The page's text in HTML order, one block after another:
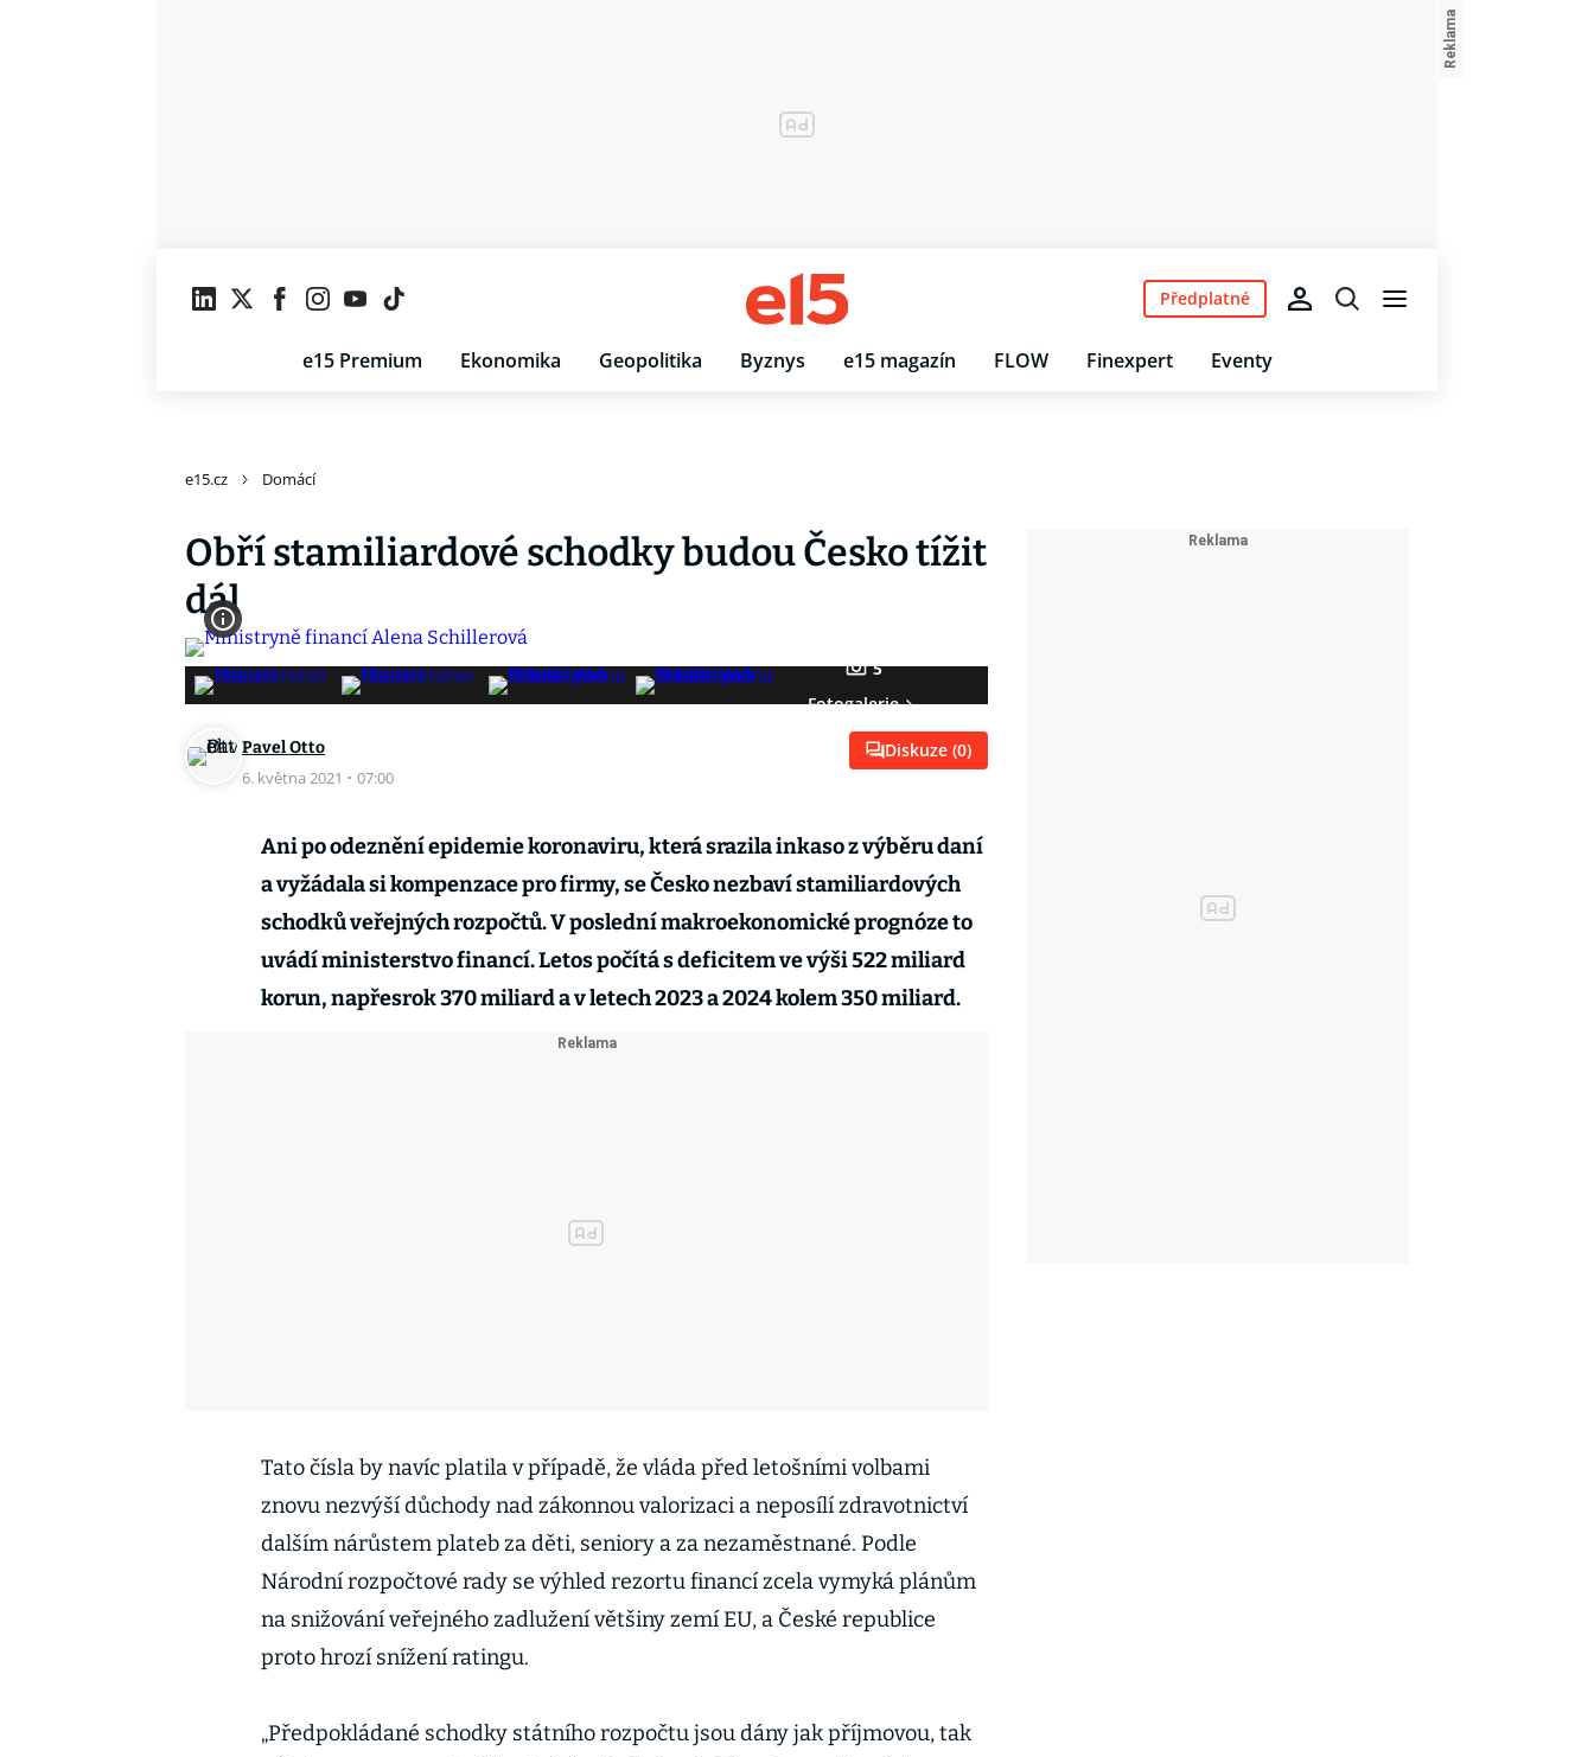
e15 Premium Ekonomika Geopolitika Byznys e15 magazín FLOW Finexpert Eventy
Předplatné
e15.cz Domácí
Obří stamiliardové schodky budou Česko tížit
dál
5
Fotogalerie
Pavel Otto
6. května 2021 · 07:00
Diskuze (0)
Ani po odeznění epidemie koronaviru, která srazila inkaso z výběru daní
a vyžádala si kompenzace pro firmy, se Česko nezbaví stamiliardových
schodků veřejných rozpočtů. V poslední makroekonomické prognóze to
uvádí ministerstvo financí. Letos počítá s deficitem ve výši 522 miliard
korun, napřesrok 370 miliard a v letech 2023 a 2024 kolem 350 miliard.
Tato čísla by navíc platila v případě, že vláda před letošními volbami
znovu nezvýší důchody nad zákonnou valorizaci a neposílí zdravotnictví
dalším nárůstem plateb za děti, seniory a za nezaměstnané. Podle
Národní rozpočtové rady se výhled rezortu financí zcela vymyká plánům
na snižování veřejného zadlužení většiny zemí EU, a České republice
proto hrozí snížení ratingu.
„Předpokládané schodky státního rozpočtu jsou dány jak příjmovou, tak